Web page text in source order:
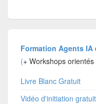
Formation Agents IA
(+ Workshops orientés
Livre Blanc Gratuit
Vidéo d'initiation